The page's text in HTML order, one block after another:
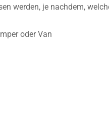
werden, je nachdem,
oder Van